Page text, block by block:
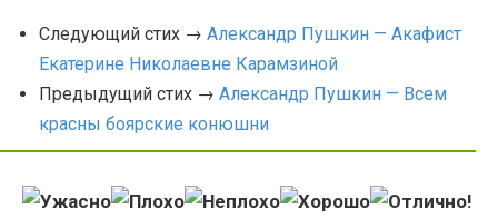
Следующий стих → Александр Пушкин — Акафист
Екатерине Николаевне Карамзиной
Предыдущий стих → Александр Пушкин — Всем
красны боярские конюшни